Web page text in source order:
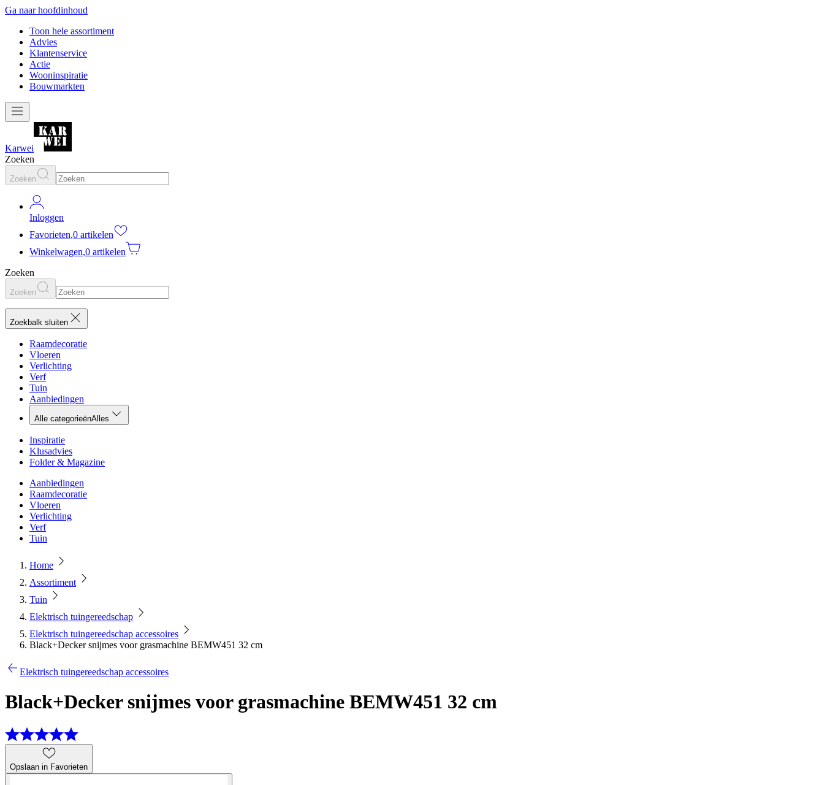
Ga naar hoofdinhoud
Toon hele assortiment
Advies
Klantenservice
Actie
Wooninspiratie
Bouwmarkten
Karwei
Zoeken
Zoeken
Inloggen
Favorieten,0 artikelen
Winkelwagen,0 artikelen
Zoeken
Zoeken
Zoekbalk sluiten
Raamdecoratie
Vloeren
Verlichting
Verf
Tuin
Aanbiedingen
Alle categorieënAlles
Inspiratie
Klusadvies
Folder & Magazine
Aanbiedingen
Raamdecoratie
Vloeren
Verlichting
Verf
Tuin
Home
Assortiment
Tuin
Elektrisch tuingereedschap
Elektrisch tuingereedschap accessoires
Black+Decker snijmes voor grasmachine BEMW451 32 cm
Elektrisch tuingereedschap accessoires
Black+Decker snijmes voor grasmachine BEMW451 32 cm
Opslaan in Favorieten